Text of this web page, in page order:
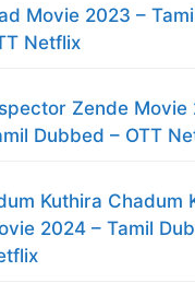
Movie 2023 –
Netflix
Zende Movie
Dubbed – OTT
Kuthira Chadum
2024 – Tamil